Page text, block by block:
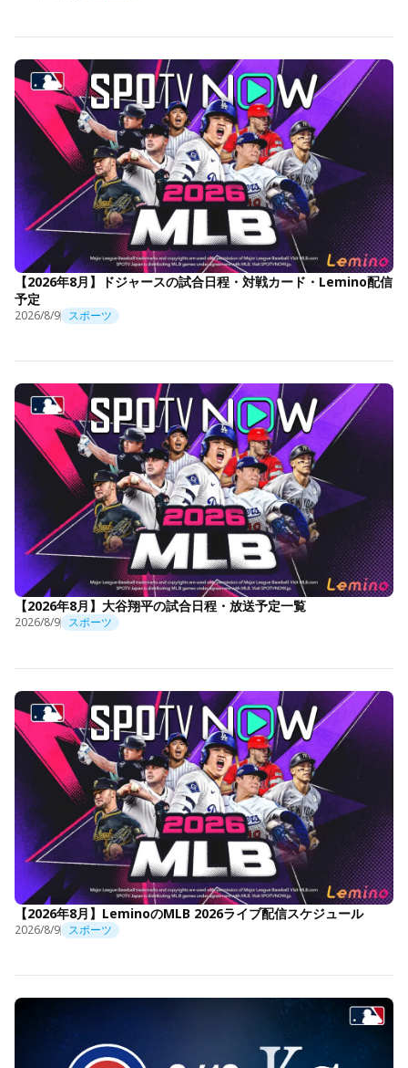
【2026年8月】ドジャースの試合日程・対戦カード・Lemino配信
予定
2026/8/9 スポーツ
【2026年8月】大谷翔平の試合日程・放送予定一覧
2026/8/9 スポーツ
【2026年8月】LeminoのMLB 2026ライブ配信スケジュール
2026/8/9 スポーツ